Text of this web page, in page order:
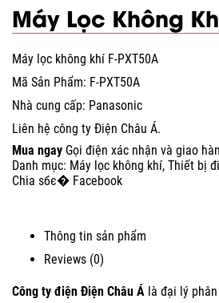
Máy Lọc Không
Máy lọc không khí F-PXT50A
Mã Sản Phẩm: F-PXT50A
Nhà cung cấp: Panasonic
Liên hệ công ty Điện Châu Á.
Mua ngay Gọi điện xác nhận và giao
Danh mục: Máy lọc không khí, Thiết bị
Chia sбє� Facebook
Thông tin sản phẩm
Reviews (0)
Công ty điện Điện Châu Á là đại lý